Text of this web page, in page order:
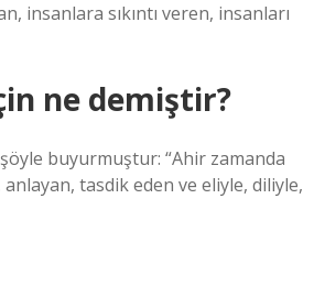
insanlara sıkıntı veren, insanları
ne demiştir?
buyurmuştur: “Ahir zamanda
tasdik eden ve eliyle, diliyle,